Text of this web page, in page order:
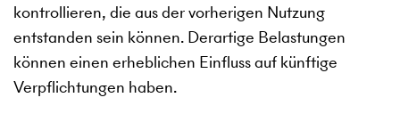
kontrollieren, die aus der vorherigen Nutzung
entstanden sein können. Derartige Belastungen
können einen erheblichen Einfluss auf künftige
Verpflichtungen haben.